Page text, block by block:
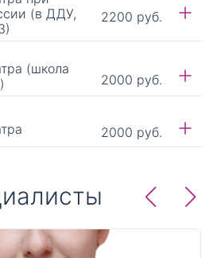
(в ДДУ,
2200 руб.
(школа
2000 руб.
2000 руб.